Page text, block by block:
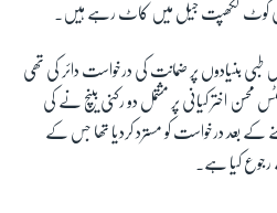
کی کوٹ لکھپت جیل میں کاٹ رہے ہیں۔
طبی بنیادوں پر ضمانت کی درخواست دائر کی تھی
اختر کیانی پر مشتمل دو رکنی بینچ نے کی
بعد درخواست کو مسترد کردیا تھا جس کے
کیا ہے۔